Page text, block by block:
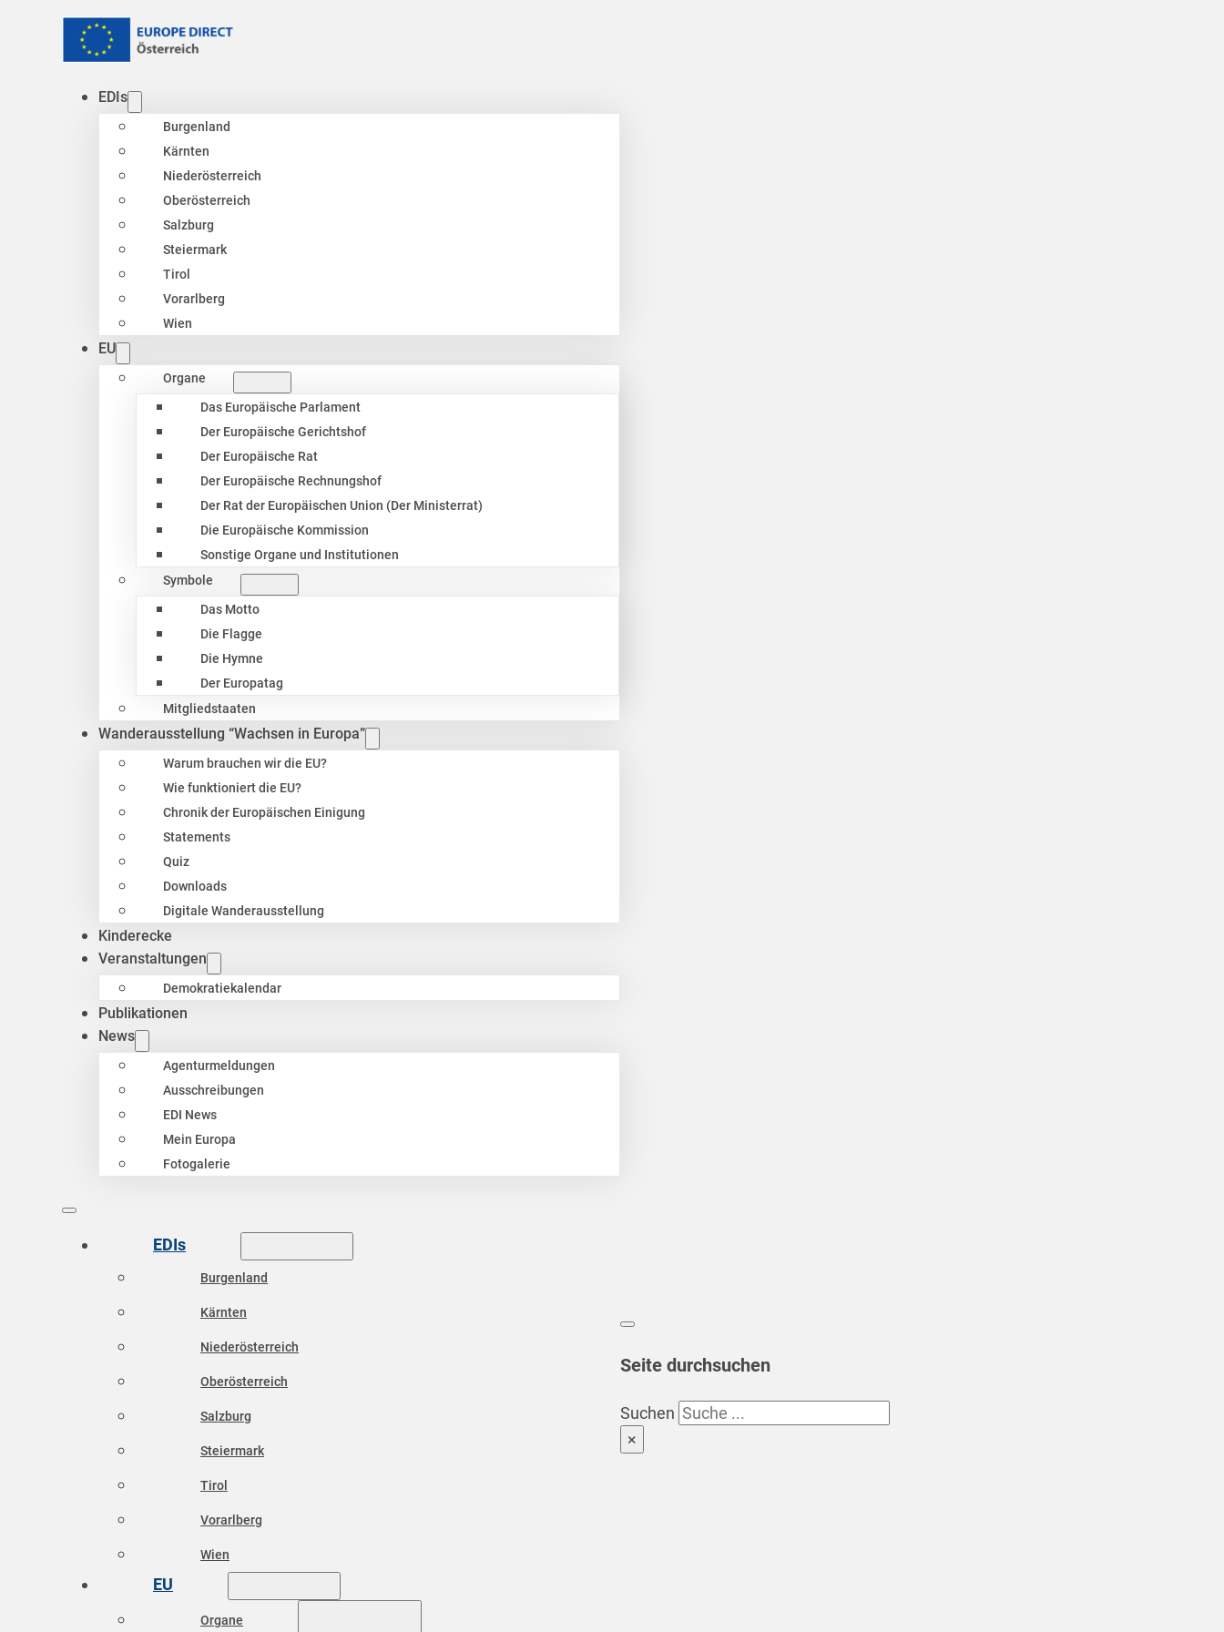
EDIs
Burgenland
Kärnten
Niederösterreich
Oberösterreich
Salzburg
Steiermark
Tirol
Vorarlberg
Wien
EU
Organe
Das Europäische Parlament
Der Europäische Gerichtshof
Der Europäische Rat
Der Europäische Rechnungshof
Der Rat der Europäischen Union (Der Ministerrat)
Die Europäische Kommission
Sonstige Organe und Institutionen
Symbole
Das Motto
Die Flagge
Die Hymne
Der Europatag
Mitgliedstaaten
Wanderausstellung “Wachsen in Europa”
Warum brauchen wir die EU?
Wie funktioniert die EU?
Chronik der Europäischen Einigung
Statements
Quiz
Downloads
Digitale Wanderausstellung
Kinderecke
Veranstaltungen
Demokratiekalendar
Publikationen
News
Agenturmeldungen
Ausschreibungen
EDI News
Mein Europa
Fotogalerie
EDIs
Burgenland
Kärnten
Niederösterreich
Oberösterreich
Salzburg
Steiermark
Tirol
Vorarlberg
Wien
EU
Organe
Seite durchsuchen
Suchen
×